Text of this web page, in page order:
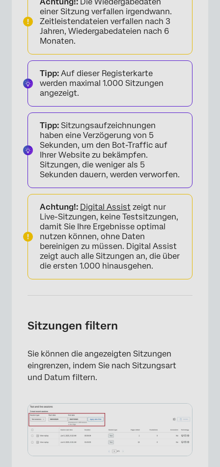
×
einer Sitzung verfallen irgendwann.
Zeitleistendateien verfallen nach 3
Jahren, Wiedergabedateien nach 6
Monaten.
Tipp: Auf dieser Registerkarte
werden maximal 1.000 Sitzungen
angezeigt.
Tipp: Sitzungsaufzeichnungen
haben eine Verzögerung von 5
Sekunden, um den Bot-Traffic auf
Ihrer Website zu bekämpfen.
Sitzungen, die weniger als 5
Sekunden dauern, werden verworfen.
Achtung!: Digital Assist zeigt nur
Live-Sitzungen, keine Testsitzungen,
damit Sie Ihre Ergebnisse optimal
nutzen können, ohne Daten
bereinigen zu müssen. Digital Assist
zeigt auch alle Sitzungen an, die über
die ersten 1.000 hinausgehen.
Sitzungen filtern
Sie können die angezeigten Sitzungen
eingrenzen, indem Sie nach Sitzungsart
und Datum filtern.